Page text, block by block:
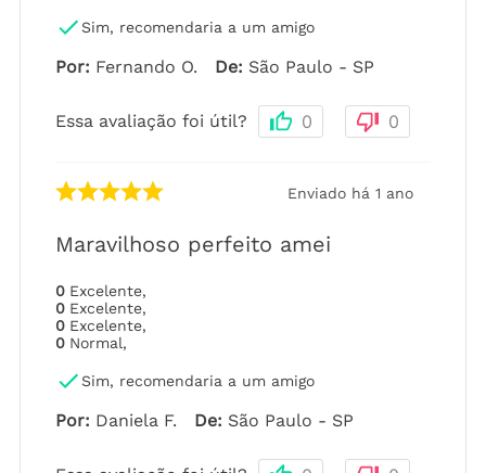
Sim, recomendaria a um amigo
Por: Fernando O. De: São Paulo - SP
Essa avaliação foi útil? 0 0
Enviado há 1 ano
Maravilhoso perfeito amei
0 Excelente,
0 Excelente,
0 Excelente,
0 Normal,
Sim, recomendaria a um amigo
Por: Daniela F. De: São Paulo - SP